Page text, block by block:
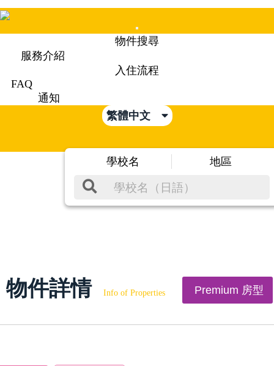
Mobile
Menu
物件搜尋
服務介紹
入住流程
FAQ
通知
繁體中文
學校名 地區
物件詳情 Info of Properties Premium 房型